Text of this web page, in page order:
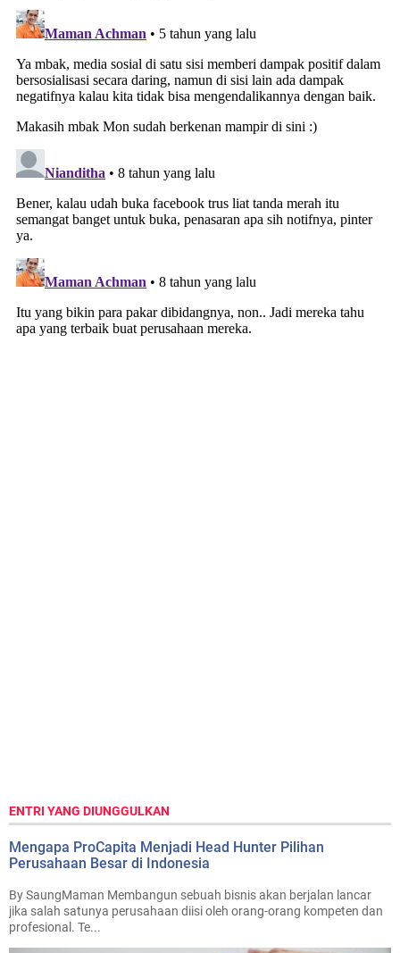
ENTRI YANG DIUNGGULKAN
Mengapa ProCapita Menjadi Head Hunter Pilihan
Perusahaan Besar di Indonesia
By SaungMaman Membangun sebuah bisnis akan berjalan lancar
jika salah satunya perusahaan diisi oleh orang-orang kompeten dan
profesional. Te...